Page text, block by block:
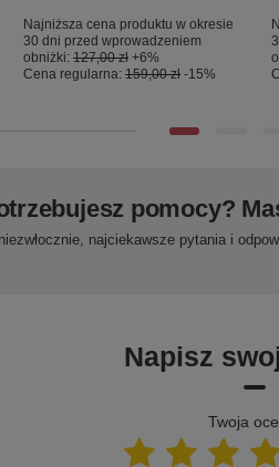
Najniższa cena produktu w okresie
30 dni przed wprowadzeniem
obniżki: 127,00 zł +6%
Cena regularna: 159,00 zł -15%
pomocy?
najciekawsze pytania i
Napisz
Twoja